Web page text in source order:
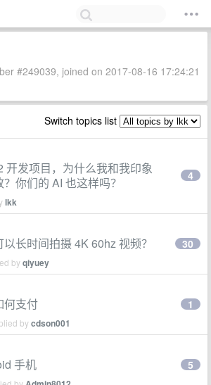
#249039, joined on 2017-08-16 17:24:21
Switch topics list
开发项目，为什么我和我印象
你们的 AI 也这样吗？
lkk
4
长时间拍摄 4K 60hz 视频？
byqiyuey
30
何支付
bycdson001
1
手机 5